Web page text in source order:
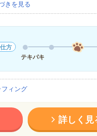
きを見る
方
テキパキ
ィング
詳しく見